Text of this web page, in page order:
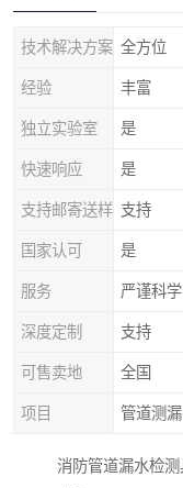
技术解决方案 全方位
经验 丰富
独立实验室 是
快速响应 是
支持邮寄送样 支持
国家认可 是
服务 严谨科学
深度定制 支持
可售卖地 全国
项目 管道测漏
消防管道漏水检